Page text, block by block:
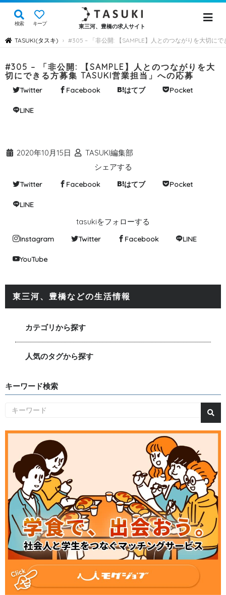
検索 キープ 東三河、豊橋の求人サイト
TASUKI(タスキ) › #305 – 「非公開: 【SAMPLE】人とのつながりを大切に
#305 – 「非公開: 【SAMPLE】人とのつながりを大
切にできる方募集 TASUKI営業担当」への応募
Twitter Facebook はてブ Pocket
LINE
2020年10月15日
TASUKI編集部
シェアする
Twitter Facebook はてブ Pocket
LINE
tasukiをフォローする
Instagram Twitter Facebook LINE
YouTube
東三河、豊橋などの生活情報
カテゴリから探す
人気のタグから探す
キーワード検索